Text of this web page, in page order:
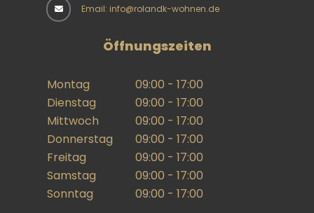
Email: info@rolandk-wohnen.de
Öffnungszeiten
Montag
09:00 - 17:00
Dienstag
09:00 - 17:00
Mittwoch
09:00 - 17:00
Donnerstag
09:00 - 17:00
Freitag
09:00 - 17:00
Samstag
09:00 - 17:00
Sonntag
09:00 - 17:00